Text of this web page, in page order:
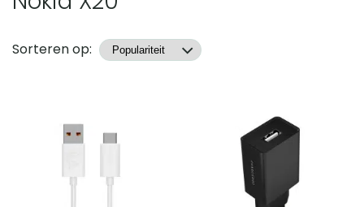
Producten
Sorteren op: